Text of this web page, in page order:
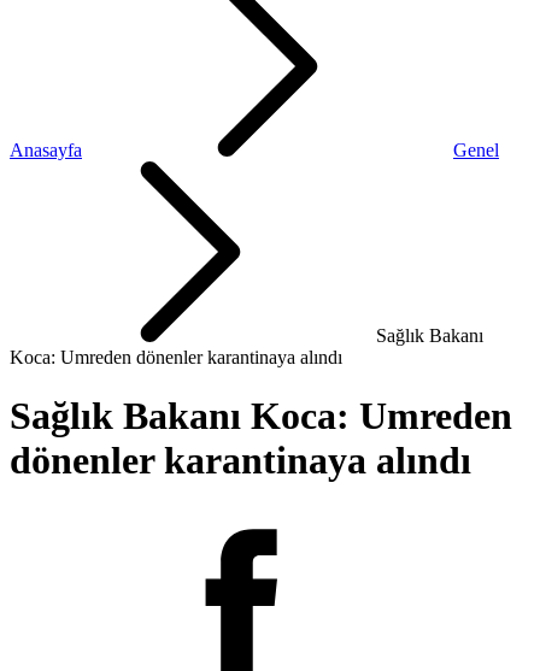
Anasayfa Genel
Sağlık Bakanı
Koca: Umreden dönenler karantinaya alındı
Sağlık Bakanı Koca: Umreden
dönenler karantinaya alındı